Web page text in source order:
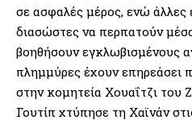
σε ασφαλές μέρος, ενώ άλλες
διασώστες να περπατούν
βοηθήσουν εγκλωβισμένους
πλημμύρες έχουν επηρεάσει
στην κομητεία Χουαΐτζι του
Γουτίπ χτύπησε τη Χαϊνάν